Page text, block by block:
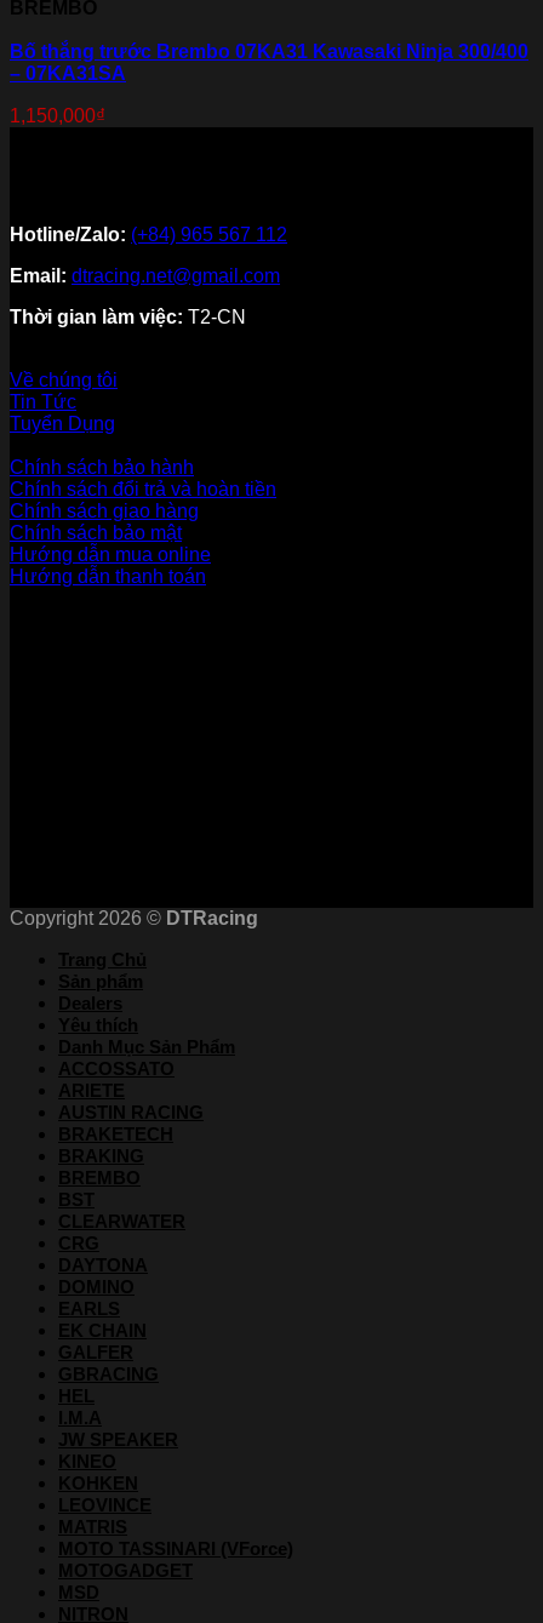
BREMBO
Bố thắng trước Brembo 07KA31 Kawasaki Ninja 300/400
– 07KA31SA
1,150,000₫
Hotline/Zalo: (+84) 965 567 112
Email: dtracing.net@gmail.com
Thời gian làm việc: T2-CN
Về chúng tôi
Tin Tức
Tuyển Dụng
Chính sách bảo hành
Chính sách đổi trả và hoàn tiền
Chính sách giao hàng
Chính sách bảo mật
Hướng dẫn mua online
Hướng dẫn thanh toán
Copyright 2026 © DTRacing
Trang Chủ
Sản phẩm
Dealers
Yêu thích
Danh Mục Sản Phẩm
ACCOSSATO
ARIETE
AUSTIN RACING
BRAKETECH
BRAKING
BREMBO
BST
CLEARWATER
CRG
DAYTONA
DOMINO
EARLS
EK CHAIN
GALFER
GBRACING
HEL
I.M.A
JW SPEAKER
KINEO
KOHKEN
LEOVINCE
MATRIS
MOTO TASSINARI (VForce)
MOTOGADGET
MSD
NITRON